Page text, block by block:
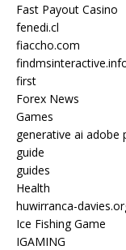
Fast Payout Casino
fenedi.cl
fiaccho.com
first
Forex News
Games
generative ai adobe
guide
guides
Health
huwirranca-
Ice Fishing Game
IGAMING